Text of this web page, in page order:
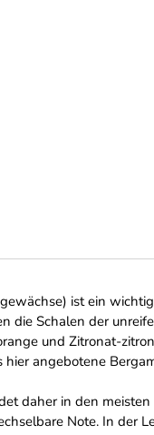
ist ein
Schalen der
und Zitronat-
angebotene
daher in den
Note. In der